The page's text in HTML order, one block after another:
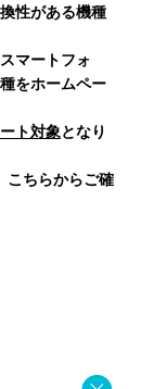
性がある機種
マートフォ
をホームペー
ト対象となり
こちらからご確